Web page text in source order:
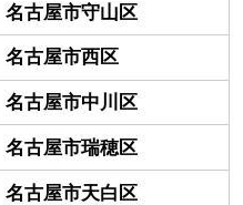
名古屋市守山区
名古屋市西区
名古屋市中川区
名古屋市瑞穂区
名古屋市天白区